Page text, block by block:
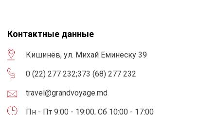
Контактные данные
Кишинёв, ул. Михай Еминеску 39
0 (22) 277 232;373 (68) 277 232
travel@grandvoyage.md
Пн - Пт 9:00 - 19:00, Сб 10:00 - 17:00